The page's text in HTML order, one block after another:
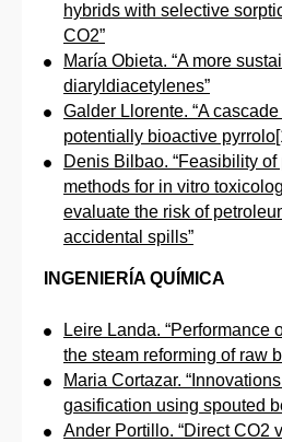
hybrids with selective
CO2”
María Obieta. “A more
diaryldiacetylenes”
Galder Llorente. “A
potentially bioactive
Denis Bilbao. “Feasibility
methods for in vitro
evaluate the risk of
accidental spills”
INGENIERÍA QUÍMICA
Leire Landa. “Performance
the steam reforming of raw
Maria Cortazar.
gasification using spouted
Ander Portillo. “Direct CO2